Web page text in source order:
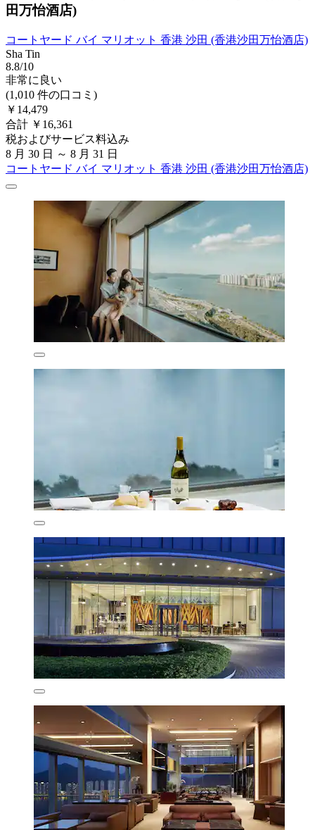
田万怡酒店)
コートヤード バイ マリオット 香港 沙田 (香港沙田万怡酒店)
Sha Tin
8.8/10
非常に良い
(1,010 件の口コミ)
￥14,479
合計 ￥16,361
税およびサービス料込み
8 月 30 日 ～ 8 月 31 日
コートヤード バイ マリオット 香港 沙田 (香港沙田万怡酒店)